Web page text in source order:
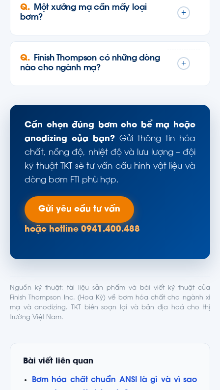
Một xưởng mạ cần mấy loại
bơm?
+
Finish Thompson có những dòng
nào cho ngành mạ?
+
Cần chọn đúng bơm cho bể mạ hoặc
anodizing của bạn? Gửi thông tin hóa
chất, nồng độ, nhiệt độ và lưu lượng – đội
kỹ thuật TKT sẽ tư vấn cấu hình vật liệu và
dòng bơm FTI phù hợp.
Gửi yêu cầu tư vấn
hoặc hotline 0941.400.488
Nguồn kỹ thuật: tài liệu sản phẩm và bài viết kỹ thuật của
Finish Thompson Inc. (Hoa Kỳ) về bơm hóa chất cho ngành xi
mạ và anodizing. TKT biên soạn lại và bản địa hoá cho thị
trường Việt Nam.
Bài viết liên quan
Bơm hóa chất chuẩn ANSI là gì và vì sao